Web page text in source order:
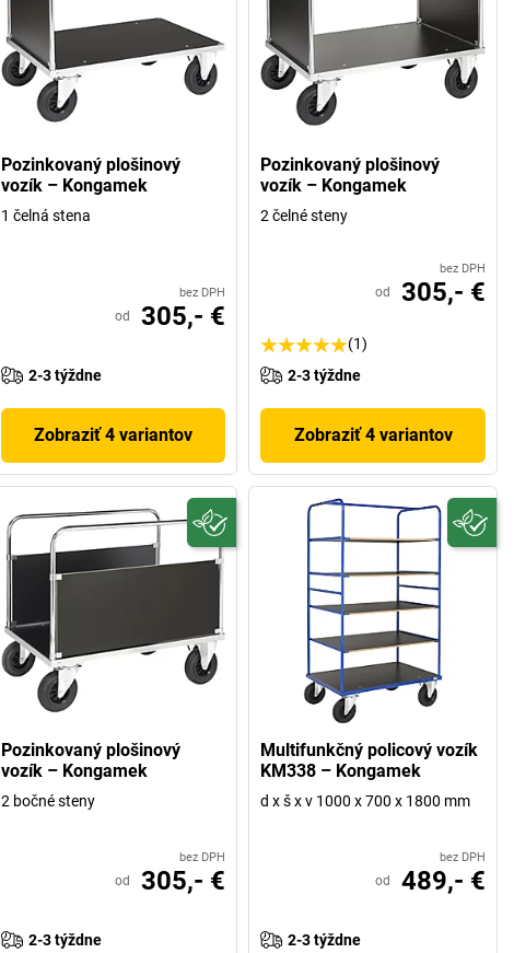
Pozinkovaný plošinový
vozík – Kongamek
1 čelná stena
bez DPH
od 305,- €
2-3 týždne
Zobraziť 4 variantov
Pozinkovaný plošinový
vozík – Kongamek
2 čelné steny
bez DPH
od 305,- €
(1)
2-3 týždne
Zobraziť 4 variantov
Pozinkovaný plošinový
vozík – Kongamek
2 bočné steny
bez DPH
od 305,- €
2-3 týždne
Multifunkčný policový vozík
KM338 – Kongamek
d x š x v 1000 x 700 x 1800 mm
bez DPH
od 489,- €
2-3 týždne